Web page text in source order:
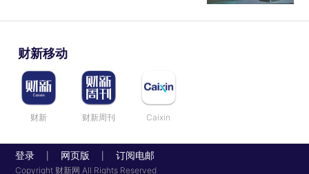
财新移动
财新 财新周刊 Caixin
登录 网页版 订阅电邮
Copyright 财新网 All Rights Reserved